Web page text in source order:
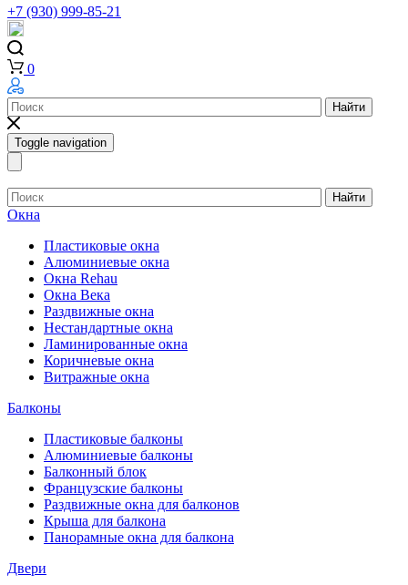
+7 (930) 999-85-21
0
Найти
Toggle navigation
Найти
Окна
Пластиковые окна
Алюминиевые окна
Окна Rehau
Окна Века
Раздвижные окна
Нестандартные окна
Ламинированные окна
Коричневые окна
Витражные окна
Балконы
Пластиковые балконы
Алюминиевые балконы
Балконный блок
Французские балконы
Раздвижные окна для балконов
Крыша для балкона
Панорамные окна для балкона
Двери